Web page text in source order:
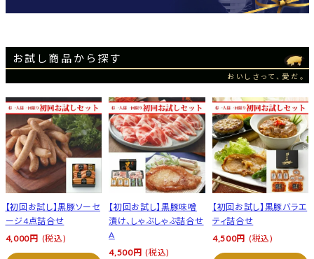
お試し商品から探す
おいしさって、愛だ。
【初回お試し】黒豚ソーセ
ージ4点詰合せ
4,000円 (税込)
【初回お試し】黒豚味噌
漬け、しゃぶしゃぶ詰合せ
A
4,500円 (税込)
【初回お試し】黒豚バラエ
ティ詰合せ
4,500円 (税込)